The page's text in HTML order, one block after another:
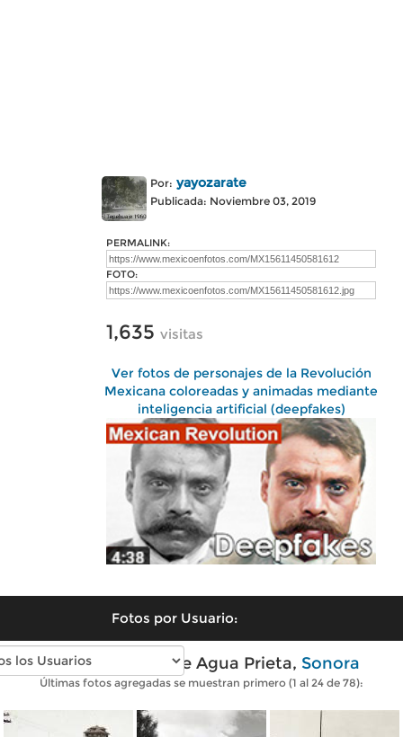
Por: yayozarate
Publicada: Noviembre 03, 2019
PERMALINK:
FOTO:
1,635 visitas
Ver fotos de personajes de la Revolución
Mexicana coloreadas y animadas mediante
inteligencia artificial (deepfakes)
Fotos por Usuario:
Fotos antiguas de Agua Prieta, Sonora
Últimas fotos agregadas se muestran primero (1 al 24 de 78):